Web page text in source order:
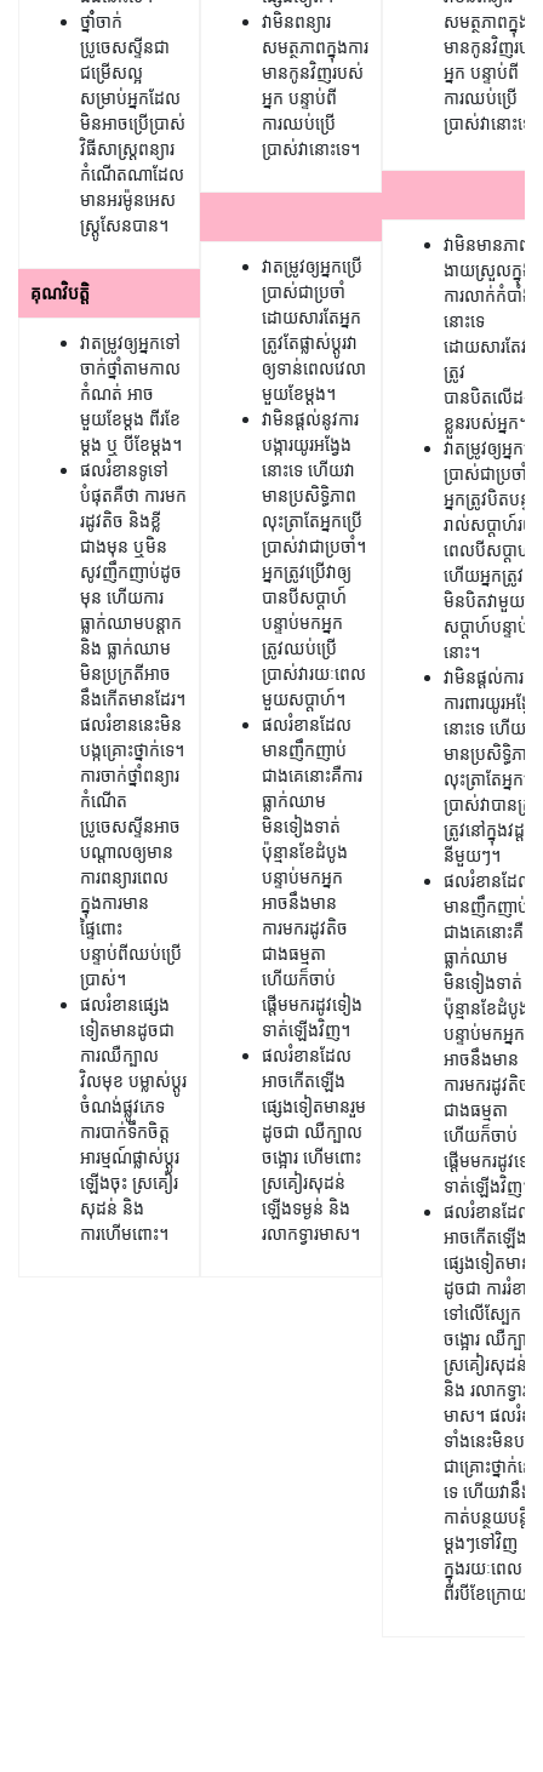
ថ្នាំំចាក់
ប្រូចេសស្ទីន​ជា
ជម្រើសល្អ
សម្រាប់អ្នកដែល
មិនអាចប្រើប្រាស់
វិធីសាស្រ្តពន្យារ
កំណើតណាដែល
មានអរម៉ូនអេស
ស្រ្តូសែនបាន។
គុណវិបត្តិ
វាតម្រូវឲ្យអ្នកទៅ
ចាក់ថ្នាំតាមកាល
កំណត់ អាច
មួយខែម្តង ពីរខែ
ម្តង ឬ បីខែម្តង។
ផល​រំខាន​ទូទៅ​
បំផុត​គឺ​ថា ការ​មក​
រដូវ​តិច និង​ខ្លី
ជាងមុន ឬ​មិន
សូវញឹកញាប់ដូច​
មុន ហើយ​ការ​
ធ្លាក់ឈាមបន្តាក​
និង ធ្លាក់ឈាម
មិនប្រក្រតីអាច
នឹងកើតមានដែរ។
ផលរំខាននេះមិន
បង្កគ្រោះថ្នាក់ទេ។
ការចាក់ថ្នាំពន្យារ
កំណើត
ប្រូចេសស្ទីនអាច
បណ្តាលឲ្យមាន
ការពន្យារពេល
ក្នុងការមាន
ផ្ទៃពោះ
បន្ទាប់ពីឈប់ប្រើ
ប្រាស់។
ផលរំខានផ្សេង
ទៀតមានដូចជា
ការឈឺក្បាល
វិលមុខ បម្លាស់ប្តូរ
ចំណង់ផ្លូវភេទ
ការបាក់ទឹកចិត្ត
អារម្មណ៍ផ្លាស់ប្តូរ
ឡើងចុះ ស្រគៀរ
សុដន់ និង
ការហើមពោះ។
វាមិនពន្យារ
សមត្ថភាពក្នុងការ
មានកូនវិញរបស់
អ្នក បន្ទាប់ពី
ការឈប់ប្រើ
ប្រាស់វានោះទេ។
វាតម្រូវឲ្យអ្នកប្រើ
ប្រាស់ជាប្រចាំ
ដោយសារតែអ្នក
ត្រូវតែផ្លាស់ប្តូរវា
ឲ្យទាន់ពេលវេលា
មួយខែម្តង។
វាមិនផ្តល់នូវការ
បង្ការយូរអង្វែង
នោះទេ ហើយវា
មានប្រសិទ្ធិភាព
លុះត្រាតែអ្នកប្រើ
ប្រាស់វាជាប្រចាំ។
អ្នកត្រូវប្រើវាឲ្យ
បានបីសប្តាហ៍
បន្ទាប់មកអ្នក
ត្រូវឈប់ប្រើ
ប្រាស់វារយៈពេល
មួយសប្តាហ៍។
ផលរំខានដែល
មានញឹកញាប់
ជាងគេនោះគឺការ
ធ្លាក់ឈាម
មិនទៀងទាត់
ប៉ុន្មានខែដំបូង
បន្ទាប់មកអ្នក
អាចនឹងមាន
ការមករដូវតិច
ជាងធម្មតា
ហើយក៏ចាប់
ផ្តើមមករដូវទៀង
ទាត់ឡើងវិញ។
ផលរំខានដែល
អាចកើតឡើង
ផ្សេងទៀតមានរួម
ដូចជា ឈឺក្បាល
ចង្អោរ ហើមពោះ
ស្រគៀរសុដន់
ឡើងទម្ងន់ និង
រលាកទ្វារមាស។
សមត្ថភាពក្នុងក
មានកូនវិញរប
អ្នក បន្ទាប់ពី
ការឈប់ប្រើ
ប្រាស់វានោះទេ។
វាមិនមានភាព
ងាយស្រួលក្នុង
ការលាក់កំបាំង
នោះទេ
ដោយសារតែវា
ត្រូវ
បានបិតលើដង
ខ្លួនរបស់អ្នក។
វាតម្រូវឲ្យអ្នកប្រើ
ប្រាស់ជាប្រចាំ។
អ្នកត្រូវបិតបន្ទះ
រាល់សប្តាហ៍រយៈ
ពេលបីសប្តាហ៍
ហើយអ្នកត្រូវ
មិនបិតវាមួយ
សប្តាហ៍បន្ទាប់ពី
នោះ។
វាមិនផ្តល់ការ
ការពារយូរអង្វែង
នោះទេ ហើយវា
មានប្រសិទ្ធិភាព
លុះត្រាតែអ្នកប្រើ
ប្រាស់វាបានត្រឹម
ត្រូវនៅក្នុងវដ្តរដូ
នីមួយៗ។
ផលរំខានដែល
មានញឹកញាប់
ជាងគេនោះគឺការ
ធ្លាក់ឈាម
មិនទៀងទាត់
ប៉ុន្មានខែដំបូង
បន្ទាប់មកអ្នក
អាចនឹងមាន
ការមករដូវតិច
ជាងធម្មតា
ហើយក៏ចាប់
ផ្តើមមករដូវទៀង
ទាត់ឡើងវិញ។
ផលរំខានដែល
អាចកើតឡើង
ផ្សេងទៀតមានរួ
ដូចជា ការរំខាន
ទៅលើស្បែក
ចង្អោរ ឈឺក្បាល
ស្រគៀរសុដន់
និង រលាកទ្វារ
មាស។ ផលរំខា
ទាំងនេះមិនបង្ក
ជាគ្រោះថ្នាក់នោះ
ទេ ហើយវានឹង
កាត់បន្ថយបន្តិច
ម្តងៗទៅវិញ
ក្នុងរយៈពេល
ពីរបីខែក្រោយ។